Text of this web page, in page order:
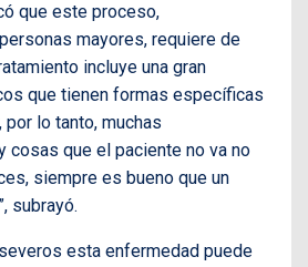
que este proceso,
mayores, requiere de
incluye una gran
que tienen formas específicas
lo tanto, muchas
cosas que el paciente no va no
siempre es bueno que un
subrayó.
esta enfermedad puede